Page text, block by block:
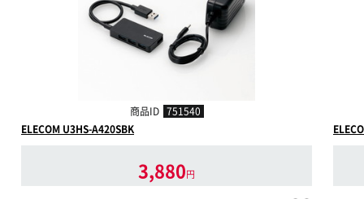
商品ID 751540
ELECOM U3HS-A420SBK
3,880円